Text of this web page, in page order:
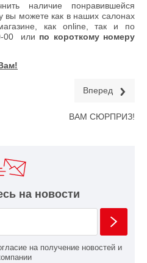
наличие понравившейся
вы можете как в наших салонах
как online, так и по
00 или по короткому номеру
Вперед
ВАМ СЮРПРИЗ!
на новости
на получение новостей и